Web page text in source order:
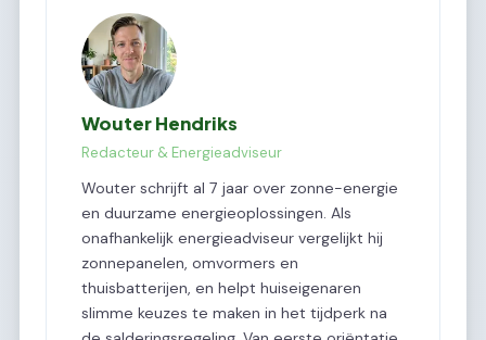
Wouter Hendriks
Redacteur & Energieadviseur
Wouter schrijft al 7 jaar over zonne-energie
en duurzame energieoplossingen. Als
onafhankelijk energieadviseur vergelijkt hij
zonnepanelen, omvormers en
thuisbatterijen, en helpt huiseigenaren
slimme keuzes te maken in het tijdperk na